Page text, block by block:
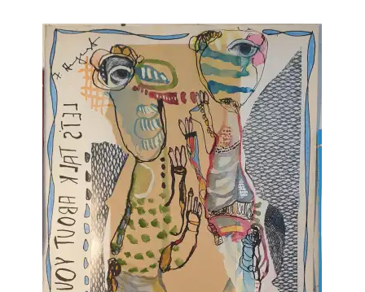
Vita
News
Kontakt